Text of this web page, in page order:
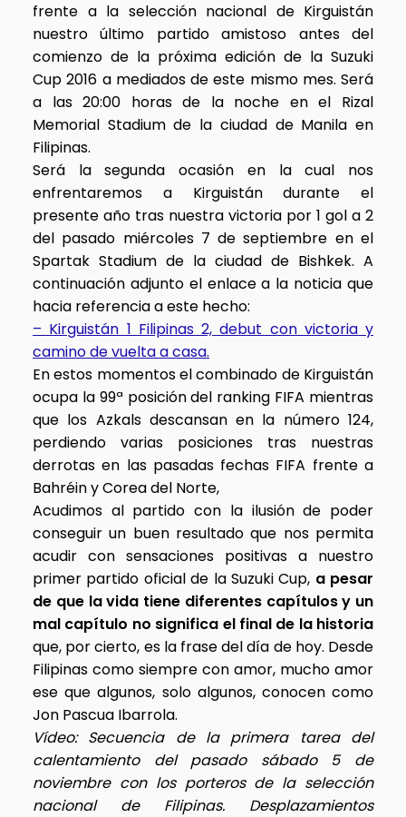
frente a la selección nacional de Kirguistán
nuestro último partido amistoso antes del
comienzo de la próxima edición de la Suzuki
Cup 2016 a mediados de este mismo mes. Será
a las 20:00 horas de la noche en el Rizal
Memorial Stadium de la ciudad de Manila en
Filipinas.
Será la segunda ocasión en la cual nos
enfrentaremos a Kirguistán durante el
presente año tras nuestra victoria por 1 gol a 2
del pasado miércoles 7 de septiembre en el
Spartak Stadium de la ciudad de Bishkek. A
continuación adjunto el enlace a la noticia que
hacia referencia a este hecho:
– Kirguistán 1 Filipinas 2, debut con victoria y
camino de vuelta a casa.
En estos momentos el combinado de Kirguistán
ocupa la 99ª posición del ranking FIFA mientras
que los Azkals descansan en la número 124,
perdiendo varias posiciones tras nuestras
derrotas en las pasadas fechas FIFA frente a
Bahréin y Corea del Norte,
Acudimos al partido con la ilusión de poder
conseguir un buen resultado que nos permita
acudir con sensaciones positivas a nuestro
primer partido oficial de la Suzuki Cup, a pesar
de que la vida tiene diferentes capítulos y un
mal capítulo no significa el final de la historia
que, por cierto, es la frase del día de hoy. Desde
Filipinas como siempre con amor, mucho amor
ese que algunos, solo algunos, conocen como
Jon Pascua Ibarrola.
Vídeo: Secuencia de la primera tarea del
calentamiento del pasado sábado 5 de
noviembre con los porteros de la selección
nacional de Filipinas. Desplazamientos